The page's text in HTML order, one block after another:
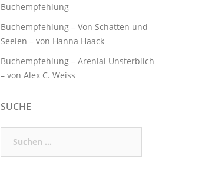
Buchempfehlung
Buchempfehlung – Von Schatten und
Seelen – von Hanna Haack
Buchempfehlung – Arenlai Unsterblich
– von Alex C. Weiss
SUCHE
nach: